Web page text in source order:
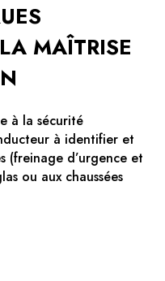
MAÎTRISE
à la sécurité
à identifier et
(freinage d’urgence et
ou aux chaussées